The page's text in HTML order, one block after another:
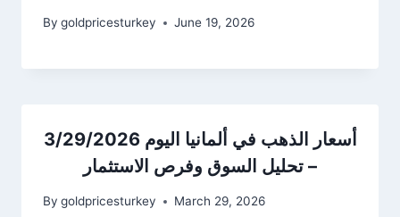
By goldpricesturkey June 19, 2026
أسعار الذهب في ألمانيا اليوم 3/29/2026
– تحليل السوق وفرص الاستثمار
By goldpricesturkey March 29, 2026